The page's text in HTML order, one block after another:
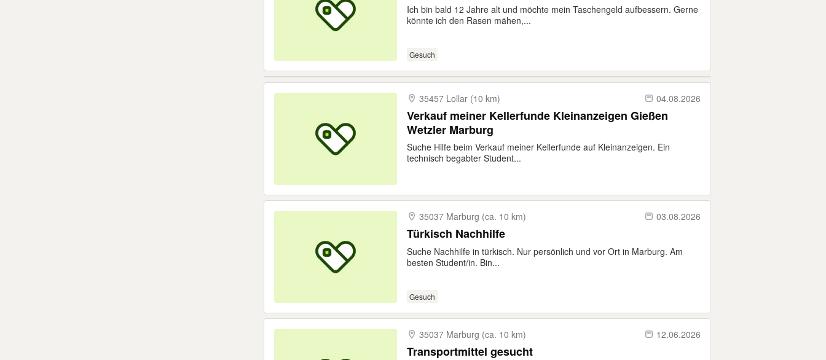
Ich bin bald 12 Jahre alt und möchte mein Taschengeld aufbessern. Gerne
könnte ich den Rasen mähen,...
Gesuch
35457 Lollar (10 km) 04.08.2026
Verkauf meiner Kellerfunde Kleinanzeigen Gießen
Wetzler Marburg
Suche Hilfe beim Verkauf meiner Kellerfunde auf Kleinanzeigen. Ein
technisch begabter Student...
35037 Marburg (ca. 10 km) 03.08.2026
Türkisch Nachhilfe
Suche Nachhilfe in türkisch. Nur persönlich und vor Ort in Marburg. Am
besten Student/in. Bin...
Gesuch
35037 Marburg (ca. 10 km) 12.06.2026
Transportmittel gesucht